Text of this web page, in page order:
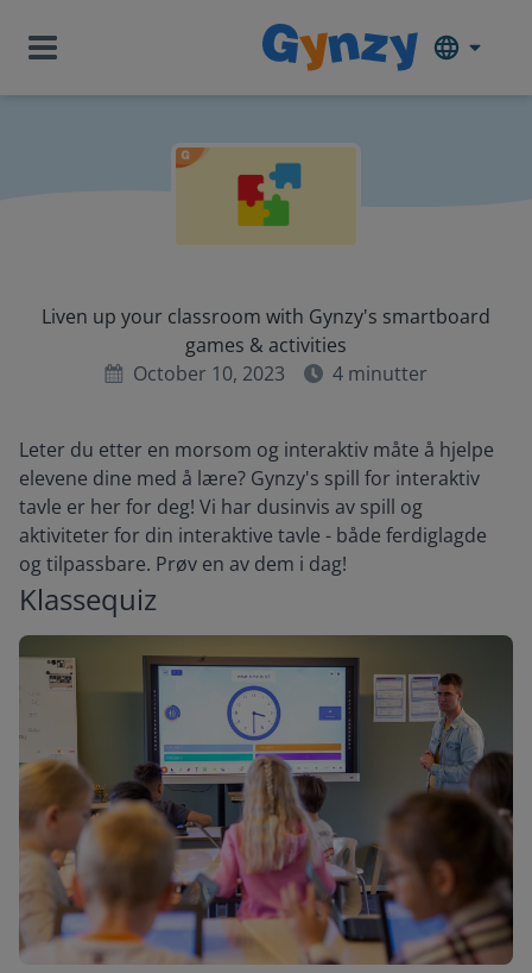
Liven up your classroom with Gynzy's smartboard
games & activities
October 10, 2023
4 minutter
Leter du etter en morsom og interaktiv måte å hjelpe
elevene dine med å lære? Gynzy's spill for interaktiv
tavle er her for deg! Vi har dusinvis av spill og
aktiviteter for din interaktive tavle - både ferdiglagde
og tilpassbare. Prøv en av dem i dag!
Klassequiz